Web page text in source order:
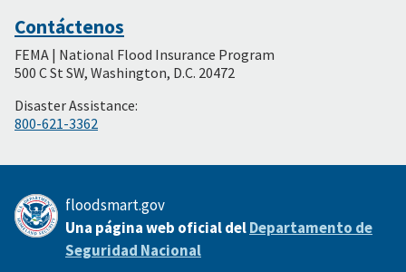
Secondary
Footer
Contáctenos
FEMA | National Flood Insurance Program
500 C St SW, Washington, D.C. 20472
Disaster Assistance:
800-621-3362
floodsmart.gov
Una página web oficial delDepartamento de
Seguridad Nacional